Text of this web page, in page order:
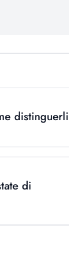
distinguerli
di